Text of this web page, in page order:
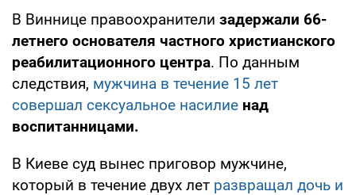
В Виннице правоохранители задержали 66-
летнего основателя частного христианского
реабилитационного центра. По данным
следствия, мужчина в течение 15 лет
совершал сексуальное насилие над
воспитанницами.
В Киеве суд вынес приговор мужчине,
который в течение двух лет развращал дочь и